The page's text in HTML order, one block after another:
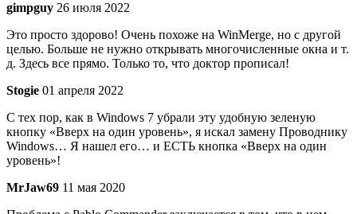
gimpguy 26 июля 2022
Это просто здорово! Очень похоже на WinMerge, но с другой
целью. Больше не нужно открывать многочисленные окна и т.
д. Здесь все прямо. Только то, что доктор прописал!
Stogie 01 апреля 2022
С тех пор, как в Windows 7 убрали эту удобную зеленую
кнопку «Вверх на один уровень», я искал замену Проводнику
Windows… Я нашел его… и ЕСТЬ кнопка «Вверх на один
уровень»!
MrJaw69 11 мая 2020